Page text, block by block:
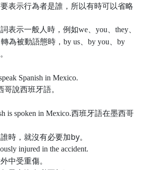
表示行為者是誰，所以有時可以省略
表示一般人時，例如we、you、they、
轉為被動語態時，by us、by you、by
Spanish in Mexico.
哥說西班牙語。
is spoken in Mexico.西班牙語在墨西哥
時，就沒有必要加by。
injured in the accident.
中受重傷。